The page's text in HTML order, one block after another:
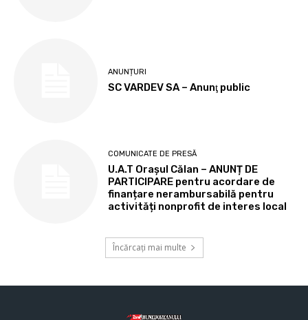
ANUNȚURI
SC VARDEV SA – Anunţ public
COMUNICATE DE PRESĂ
U.A.T Orașul Călan – ANUNȚ DE
PARTICIPARE pentru acordare de
finanțare nerambursabilă pentru
activități nonprofit de interes local
Încărcați mai multe